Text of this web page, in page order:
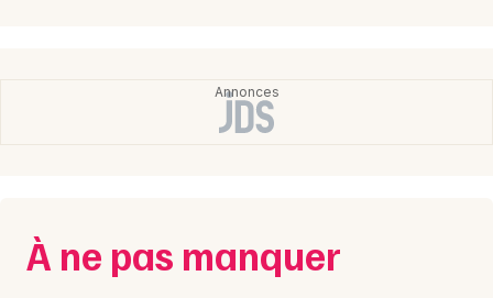
À ne pas manquer